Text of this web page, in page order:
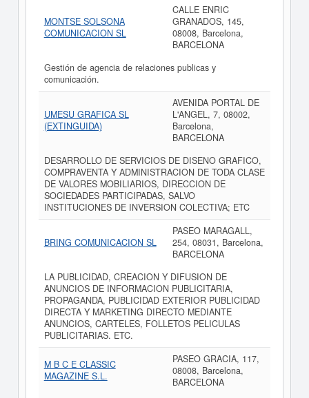
MONTSE SOLSONA
COMUNICACION SL
CALLE ENRIC
GRANADOS, 145,
08008, Barcelona,
BARCELONA
Gestión de agencia de relaciones publicas y
comunicación.
UMESU GRAFICA SL
(EXTINGUIDA)
AVENIDA PORTAL DE
L'ANGEL, 7, 08002,
Barcelona,
BARCELONA
DESARROLLO DE SERVICIOS DE DISENO GRAFICO,
COMPRAVENTA Y ADMINISTRACION DE TODA CLASE
DE VALORES MOBILIARIOS, DIRECCION DE
SOCIEDADES PARTICIPADAS, SALVO
INSTITUCIONES DE INVERSION COLECTIVA; ETC
BRING COMUNICACION SL
PASEO MARAGALL,
254, 08031, Barcelona,
BARCELONA
LA PUBLICIDAD, CREACION Y DIFUSION DE
ANUNCIOS DE INFORMACION PUBLICITARIA,
PROPAGANDA, PUBLICIDAD EXTERIOR PUBLICIDAD
DIRECTA Y MARKETING DIRECTO MEDIANTE
ANUNCIOS, CARTELES, FOLLETOS PELICULAS
PUBLICITARIAS. ETC.
M B C E CLASSIC
MAGAZINE S.L.
PASEO GRACIA, 117,
08008, Barcelona,
BARCELONA